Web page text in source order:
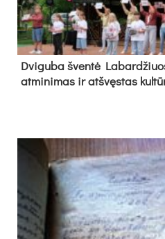
Dvi­gu­ba šven­tė
at­mi­ni­mas ir at­švęs­tas